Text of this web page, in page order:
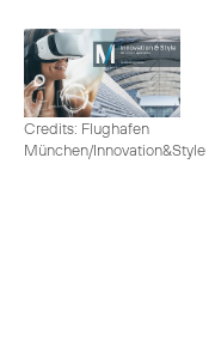
Credits: Flughafen
München/Innovation&Style